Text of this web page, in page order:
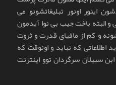
اینور اونور تبلیغاتشونو می
و البته باخت جیب بی نوا آیدمون
و کم از مافیای قدرت و ثروت
اطلاعاتی که نباید و اونوقت که
سبیلان سرگردان توو اینترنت